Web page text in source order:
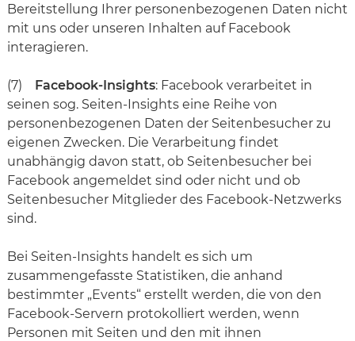
Bereitstellung Ihrer personenbezogenen Daten nicht
mit uns oder unseren Inhalten auf Facebook
interagieren.
(7) Facebook-Insights: Facebook verarbeitet in
seinen sog. Seiten-Insights eine Reihe von
personenbezogenen Daten der Seitenbesucher zu
eigenen Zwecken. Die Verarbeitung findet
unabhängig davon statt, ob Seitenbesucher bei
Facebook angemeldet sind oder nicht und ob
Seitenbesucher Mitglieder des Facebook-Netzwerks
sind.
Bei Seiten-Insights handelt es sich um
zusammengefasste Statistiken, die anhand
bestimmter „Events“ erstellt werden, die von den
Facebook-Servern protokolliert werden, wenn
Personen mit Seiten und den mit ihnen